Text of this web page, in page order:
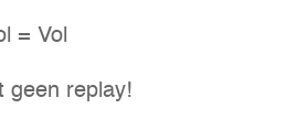
= Vol
geen replay!